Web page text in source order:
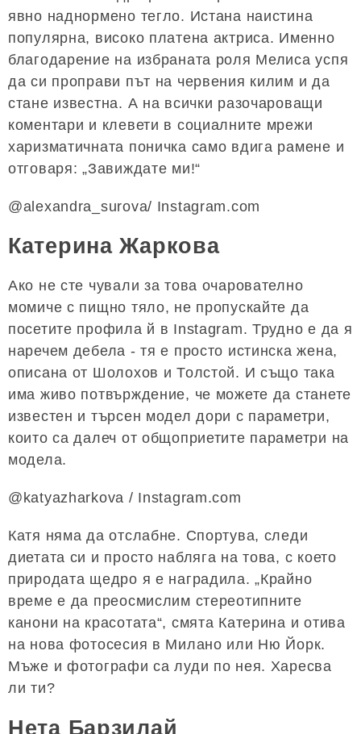
явно наднормено тегло. Истана наистина
популярна, високо платена актриса. Именно
благодарение на избраната роля Мелиса успя
да си проправи път на червения килим и да
стане известна. А на всички разочароващи
коментари и клевети в социалните мрежи
харизматичната поничка само вдига рамене и
отговаря: „Завиждате ми!“
@alexandra_surova/ Instagram.com
Катерина Жаркова
Ако не сте чували за това очарователно
момиче с пищно тяло, не пропускайте да
посетите профила й в Instagram. Трудно е да я
наречем дебела - тя е просто истинска жена,
описана от Шолохов и Толстой. И също така
има живо потвърждение, че можете да станете
известен и търсен модел дори с параметри,
които са далеч от общоприетите параметри на
модела.
@katyazharkova / Instagram.com
Катя няма да отслабне. Спортува, следи
диетата си и просто набляга на това, с което
природата щедро я е наградила. „Крайно
време е да преосмислим стереотипните
канони на красотата“, смята Катерина и отива
на нова фотосесия в Милано или Ню Йорк.
Мъже и фотографи са луди по нея. Харесва
ли ти?
Нета Барзилай